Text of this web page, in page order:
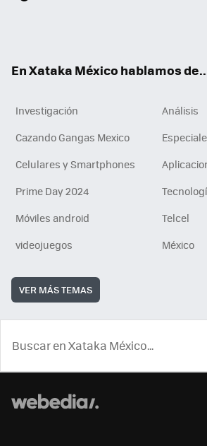
En Xataka México hablamos
Investigación
Análisis
Cazando Gangas Mexico
Celulares y Smartphones
Prime Day 2024
Móviles android
Telcel
videojuegos
México
VER MÁS TEMAS